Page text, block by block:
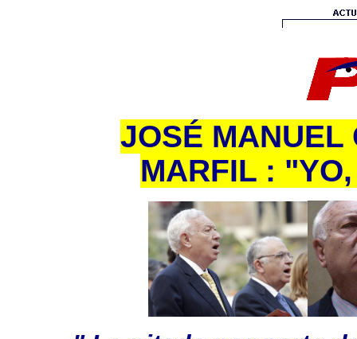
JOSÉ MANUEL
MARFIL :